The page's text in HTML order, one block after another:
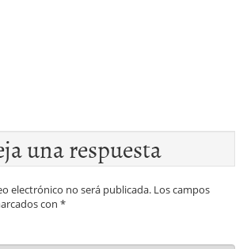
una respuesta
electrónico no será publicada. Los campos
con *